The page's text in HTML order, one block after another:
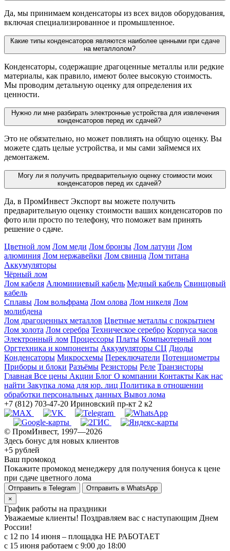
Да, мы принимаем конденсаторы из всех видов оборудования,
включая специализированное и промышленное.
Какие типы конденсаторов являются наиболее ценными при сдаче
на металлолом?
Конденсаторы, содержащие драгоценные металлы или редкие
материалы, как правило, имеют более высокую стоимость.
Мы проводим детальную оценку для определения их
ценности.
Нужно ли мне разбирать электронные устройства для извлечения
конденсаторов перед их сдачей?
Это не обязательно, но может повлиять на общую оценку. Вы
можете сдать целые устройства, и мы сами займемся их
демонтажем.
Могу ли я получить предварительную оценку стоимости моих
конденсаторов перед их сдачей?
Да, в ПромИнвест Экспорт вы можете получить
предварительную оценку стоимости ваших конденсаторов по
фото или просто по телефону, что поможет вам принять
решение о сдаче.
Цветной лом Лом меди Лом бронзы Лом латуни Лом
алюминия Лом нержавейки Лом свинца Лом титана
Аккумуляторы
Чёрный лом
Лом кабеля Алюминиевый кабель Медный кабель Свинцовый
кабель
Сплавы Лом вольфрама Лом олова Лом никеля Лом
молибдена
Лом драгоценных металлов Цветные металлы с покрытием
Лом золота Лом серебра Техническое серебро Корпуса часов
Электронный лом Процессоры Платы Компьютерный лом
Оргтехника и компоненты Аккумуляторы СЦ Диоды
Конденсаторы Микросхемы Переключатели Потенциометры
Приборы и блоки Разъёмы Резисторы Реле Транзисторы
Главная Все цены Акции Блог О компании Контакты Как нас
найти Закупка лома для юр. лиц Политика в отношении
обработки персональных данных Вывоз лома
+7 (812) 703-47-20 Ириновский пр-кт 2 к2
© ПромИнвест, 1997—2026
Здесь бонус для новых клиентов
+5 рублей
Ваш промокод
Покажите промокод менеджеру для получения бонуса к цене
при сдаче цветного лома
Отправить в Telegram
Отправить в WhatsApp
×
График работы на праздники
Уважаемые клиенты! Поздравляем вас с наступающим Днем
России!
с 12 по 14 июня – площадка НЕ РАБОТАЕТ
c 15 июня работаем с 9:00 до 18:00